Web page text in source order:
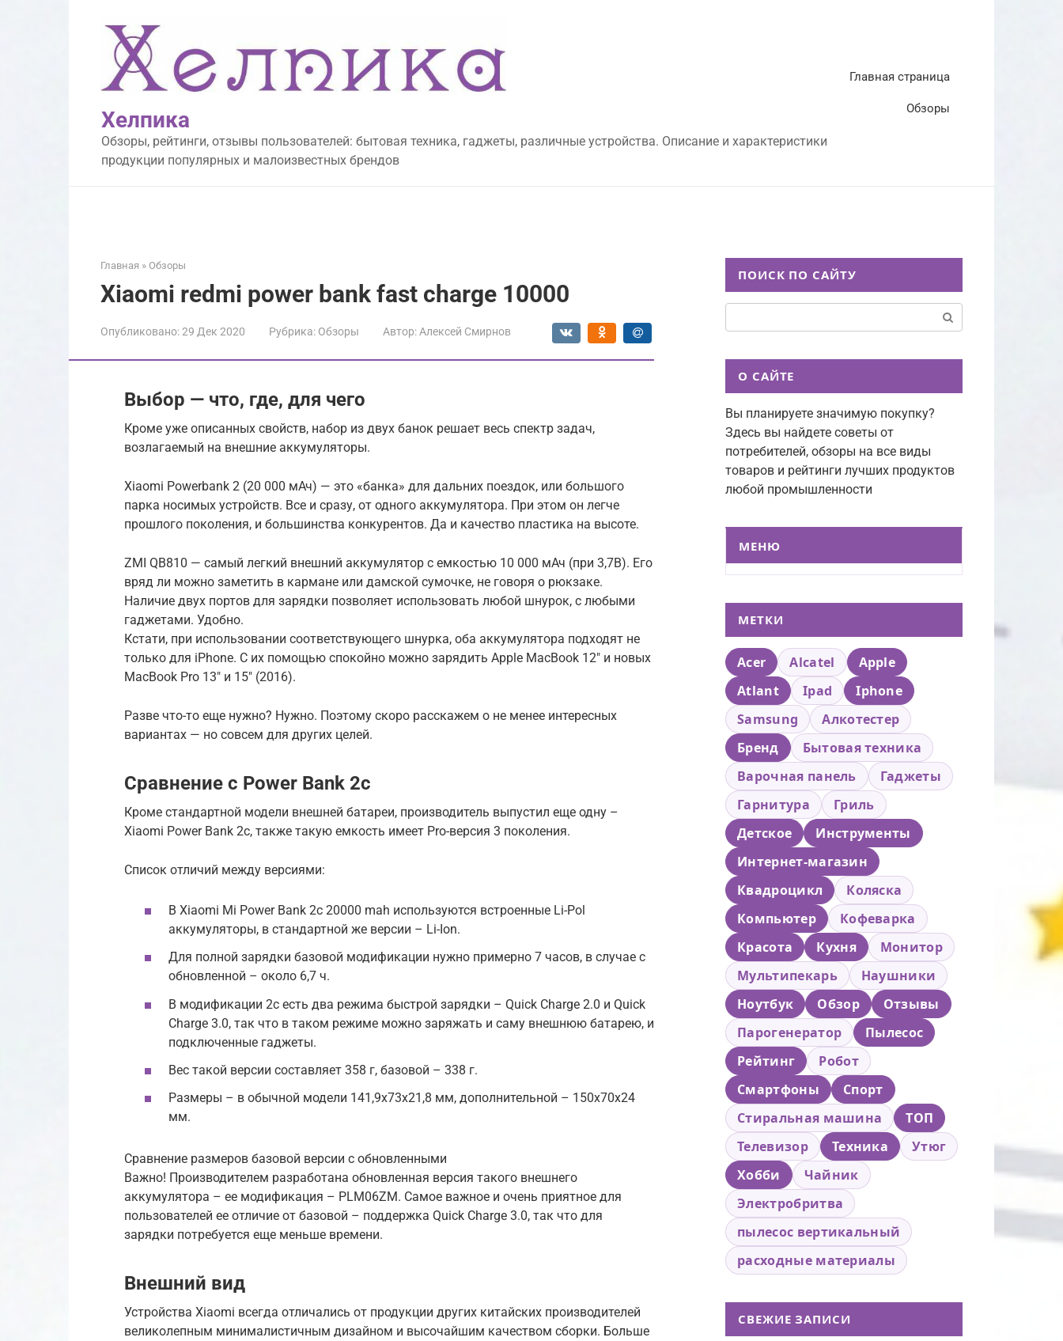
Хелпика
Обзоры, рейтинги, отзывы пользователей: бытовая техника, гаджеты, различные устройства. Описание и характеристики
продукции популярных и малоизвестных брендов
Главная страница
Обзоры
Главная » Обзоры
Xiaomi redmi power bank fast charge 10000
Опубликовано:29 Дек 2020 Рубрика: Обзоры Автор: Алексей Смирнов
Выбор — что, где, для чего
Кроме уже описанных свойств, набор из двух банок решает весь спектр задач,
возлагаемый на внешние аккумуляторы.
Xiaomi Powerbank 2 (20 000 мАч) — это «банка» для дальних поездок, или большого
парка носимых устройств. Все и сразу, от одного аккумулятора. При этом он легче
прошлого поколения, и большинства конкурентов. Да и качество пластика на высоте.
ZMI QB810 — самый легкий внешний аккумулятор с емкостью 10 000 мАч (при 3,7В). Его
вряд ли можно заметить в кармане или дамской сумочке, не говоря о рюкзаке.
Наличие двух портов для зарядки позволяет использовать любой шнурок, с любыми
гаджетами. Удобно.
Кстати, при использовании соответствующего шнурка, оба аккумулятора подходят не
только для iPhone. С их помощью спокойно можно зарядить Apple MacBook 12″ и новых
MacBook Pro 13″ и 15″ (2016).
Разве что-то еще нужно? Нужно. Поэтому скоро расскажем о не менее интересных
вариантах — но совсем для других целей.
Сравнение с Power Bank 2c
Кроме стандартной модели внешней батареи, производитель выпустил еще одну –
Xiaomi Power Bank 2c, также такую емкость имеет Pro-версия 3 поколения.
Список отличий между версиями:
В Xiaomi Mi Power Bank 2c 20000 mah используются встроенные Li-Pol
аккумуляторы, в стандартной же версии – Li-Ion.
Для полной зарядки базовой модификации нужно примерно 7 часов, в случае с
обновленной – около 6,7 ч.
В модификации 2c есть два режима быстрой зарядки – Quick Charge 2.0 и Quick
Charge 3.0, так что в таком режиме можно заряжать и саму внешнюю батарею, и
подключенные гаджеты.
Вес такой версии составляет 358 г, базовой – 338 г.
Размеры – в обычной модели 141,9x73x21,8 мм, дополнительной – 150x70x24
мм.
Сравнение размеров базовой версии с обновленными
Важно! Производителем разработана обновленная версия такого внешнего
аккумулятора – ее модификация – PLM06ZM. Самое важное и очень приятное для
пользователей ее отличие от базовой – поддержка Quick Charge 3.0, так что для
зарядки потребуется еще меньше времени.
Внешний вид
Устройства Xiaomi всегда отличались от продукции других китайских производителей
великолепным минималистичным дизайном и высочайшим качеством сборки. Больше
ПОИСК ПО САЙТУ
О САЙТЕ
Вы планируете значимую покупку?
Здесь вы найдете советы от
потребителей, обзоры на все виды
товаров и рейтинги лучших продуктов
любой промышленности
МЕНЮ
МЕТКИ
Acer Alcatel
Apple
Atlant
Ipad
Iphone
Samsung
Алкотестер
Бренд
Бытовая техника
Варочная панель
Гаджеты
Гарнитура
Гриль
Детское
Инструменты
Интернет-магазин
Квадроцикл
Коляска
Компьютер
Кофеварка
Красота
Кухня
Монитор
Мультипекарь
Наушники
Ноутбук
Обзор
Отзывы
Парогенератор
Пылесос
Рейтинг
Робот
Смартфоны
Спорт
Стиральная машина
ТОП
Телевизор
Техника
Утюг
Хобби
Чайник
Электробритва
пылесос вертикальный
расходные материалы
СВЕЖИЕ ЗАПИСИ